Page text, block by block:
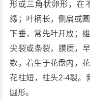
形或三角状卵形，在
缘；叶柄长，侧扁或
下垂，常先叶开放；
尖裂或条裂，膜质，
数，着生于花盘内，
花柱短，柱头2-4裂。
圆形。